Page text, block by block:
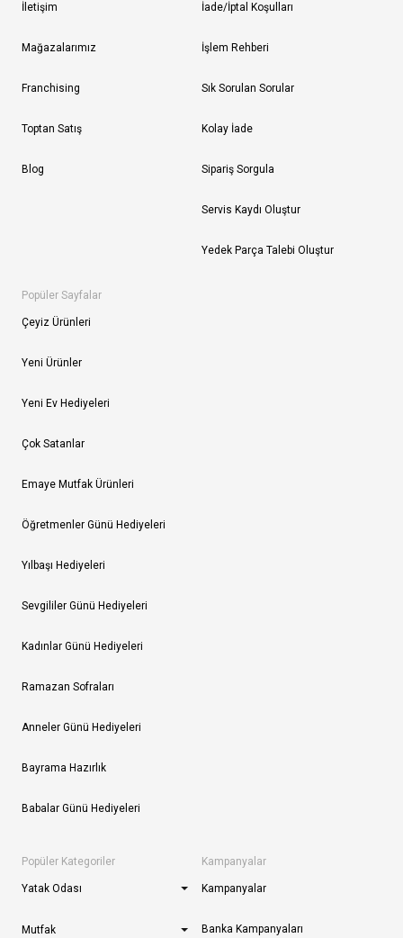
İletişim
Mağazalarımız
Franchising
Toptan Satış
Blog
İade/İptal Koşulları
İşlem Rehberi
Sık Sorulan Sorular
Kolay İade
Sipariş Sorgula
Servis Kaydı Oluştur
Yedek Parça Talebi Oluştur
Popüler Sayfalar
Çeyiz Ürünleri
Yeni Ürünler
Yeni Ev Hediyeleri
Çok Satanlar
Emaye Mutfak Ürünleri
Öğretmenler Günü Hediyeleri
Yılbaşı Hediyeleri
Sevgililer Günü Hediyeleri
Kadınlar Günü Hediyeleri
Ramazan Sofraları
Anneler Günü Hediyeleri
Bayrama Hazırlık
Babalar Günü Hediyeleri
Popüler Kategoriler
Yatak Odası
Mutfak
Kampanyalar
Kampanyalar
Banka Kampanyaları